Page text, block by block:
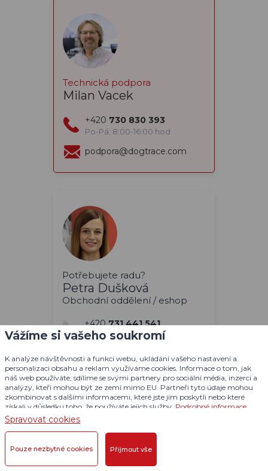
Technická podpora
Milan Vacek
+420 730 830 393
Po-Pá: 8:00-16:00 hod
podpora@dogtrace.com
Potřebujete radu?
Petra Dušková
Obchodní oddělení / eshop
+420731 441 541
Po-Pá: 7:00-15:00 hod
objednavky@dogtrace.com
Odebírejte novinky a už vám
nic neunikne.
Posíláme zajímavosti a zkušenosti,
které oceníte. Případy správného
Vážíme si vašeho soukromí
K analýze návštěvnosti a funkcí webu, ukládání vašeho nastavení a
personalizaci obsahu a reklam využíváme cookies. Informace o tom, jak
náš web používáte, sdílíme se svými partnery pro sociální média, inzerci a
analýzy, kteří mohou být ze zemí mimo EU. Partneři tyto údaje mohou
zkombinovat s dalšími informacemi, které jste jim poskytli nebo které
získali v důsledku toho, že používáte jejich služby. Podrobné informace
Spravovat cookies
Pouze nezbytné cookies Přijmout vše